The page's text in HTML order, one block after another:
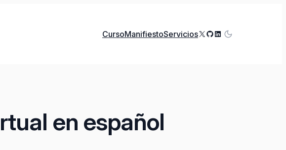
CursoManifiestoServiciosX GitHub
LinkedIn
en español